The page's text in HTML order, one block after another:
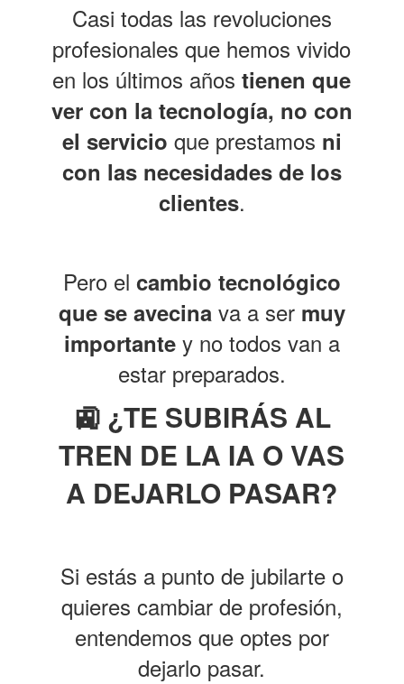
Casi todas las revoluciones
profesionales que hemos vivido
en los últimos añostienen que
ver con la tecnología, no con
el servicio que prestamos ni
con las necesidades de los
clientes.
Pero el cambio tecnológico
que se avecina va a ser muy
importantey no todos van a
estar preparados.
🚉 ¿TE SUBIRÁS AL
TREN DE LA IA O VAS
A DEJARLO PASAR?
Si estás a punto de jubilarte o
quieres cambiar de profesión,
entendemos que optes por
dejarlo pasar.